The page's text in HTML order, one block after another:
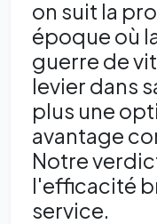
on suit la
époque où
guerre de
levier dans
plus une
avantage
Notre
l'efficacité
service.